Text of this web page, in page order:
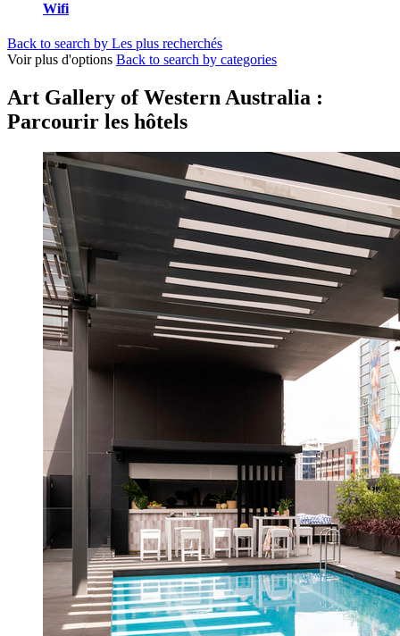
Wifi
Back to search by Les plus recherchés
Voir plus d'options Back to search by categories
Art Gallery of Western Australia :
Parcourir les hôtels